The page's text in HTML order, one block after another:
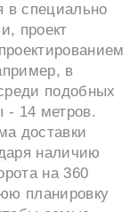
в специально
проект
в
подобных
- 14 метров.
доставки
наличию
на 360
планировку